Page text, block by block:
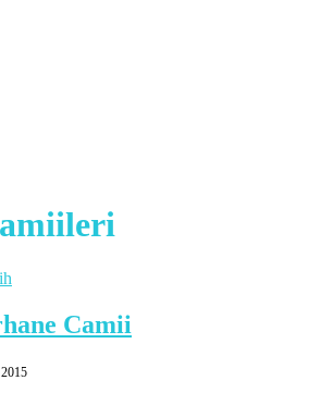
Camii